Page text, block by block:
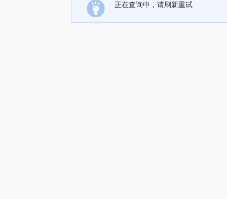
正在查询中，请刷新重试